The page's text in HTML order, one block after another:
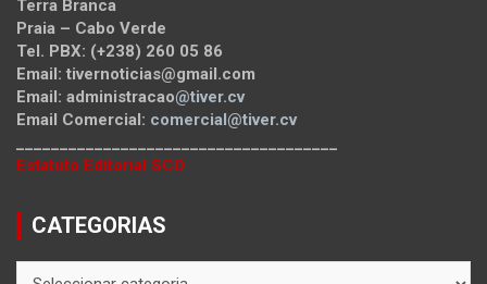
Terra Branca
Praia – Cabo Verde
Tel. PBX: (+238) 260 05 86
Email: tivernoticias@gmail.com
Email: administracao@tiver.cv
Email Comercial: comercial@tiver.cv
Estatuto Editorial SCD
CATEGORIAS